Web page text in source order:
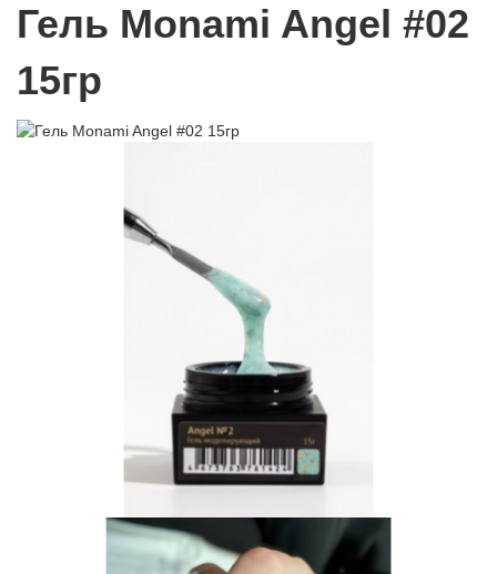
Гель Monami Angel #02
15гр